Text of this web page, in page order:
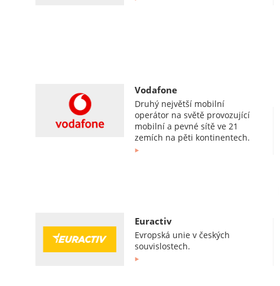
Vodafone
Druhý největší mobilní
operátor na světě provozující
mobilní a pevné sítě ve 21
zemích na pěti kontinentech.
Euractiv
Evropská unie v českých
souvislostech.